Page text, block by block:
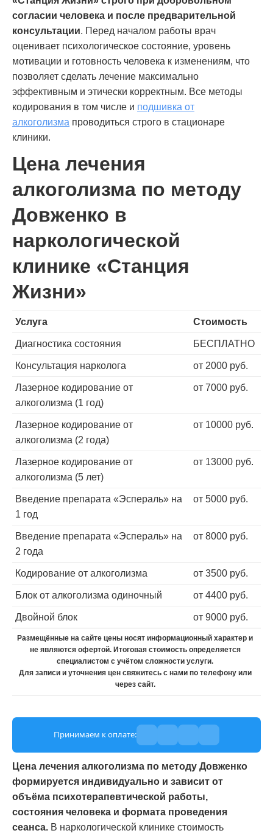
согласии человека и после предварительной
консультации. Перед началом работы врач
оценивает психологическое состояние, уровень
мотивации и готовность человека к изменениям, что
позволяет сделать лечение максимально
эффективным и этически корректным. Все методы
кодирования в том числе и подшивка от
алкоголизма проводиться строго в стационаре
клиники.
Цена лечения
алкоголизма по методу
Довженко в
наркологической
клинике «Станция
Жизни»
Услуга Стоимость
Диагностика состояния БЕСПЛАТНО
Консультация нарколога от 2000 руб.
Лазерное кодирование от
алкоголизма (1 год)
от 7000 руб.
Лазерное кодирование от
алкоголизма (2 года)
от 10000 руб.
Лазерное кодирование от
алкоголизма (5 лет)
от 13000 руб.
Введение препарата «Эспераль» на
1 год
от 5000 руб.
Введение препарата «Эспераль» на
2 года
от 8000 руб.
Кодирование от алкоголизма от 3500 руб.
Блок от алкоголизма одиночный от 4400 руб.
Двойной блок от 9000 руб.
Размещённые на сайте цены носят информационный характер и
не являются офертой. Итоговая стоимость определяется
специалистом с учётом сложности услуги.
Для записи и уточнения цен свяжитесь с нами по телефону или
через сайт.
Принимаем к оплате:
Цена лечения алкоголизма по методу Довженко
формируется индивидуально и зависит от
объёма психотерапевтической работы,
состояния человека и формата проведения
сеанса. В наркологической клинике стоимость